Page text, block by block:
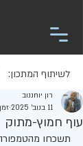
לשיתוף המתכון:
עוף חמוץ-מתוק
רון יוחננוב
11 בנוב׳ 2025
זמן
תשכחו